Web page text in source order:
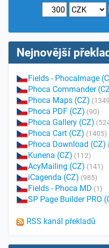
Nejnovější
Fields - PhocaImage
Phoca Commander
Phoca Maps (CZ)
Phoca PDF (CZ) (90)
Phoca Gallery (CZ)
Phoca Cart (CZ) (1405)
Phoca Download (CZ)
Kunena (CZ) (112)
AcyMailing (CZ) (141)
iCagenda (CZ) (985)
Fields - Phoca MD (1)
SP Page Builder PRO
RSS kanál překladů